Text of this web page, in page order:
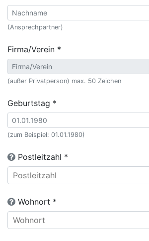
(Ansprechpartner)
Firma/Verein *
(außer Privatperson) max. 50 Zeichen
Geburtstag *
(zum Beispiel: 01.01.1980)
Postleitzahl *
Wohnort *